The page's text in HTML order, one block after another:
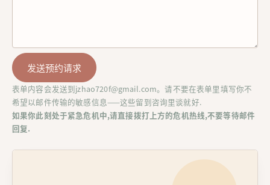
表单内容会发送到jzhao720f@gmail.com。请不要在表单里填写你不
希望以邮件传输的敏感信息——这些留到咨询里谈就好.
如果你此刻处于紧急危机中,请直接拨打上方的危机热线,不要等待邮件
回复.